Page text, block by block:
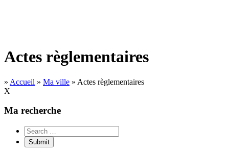
Actes règlementaires
» Accueil » Ma ville » Actes règlementaires
X
Ma recherche